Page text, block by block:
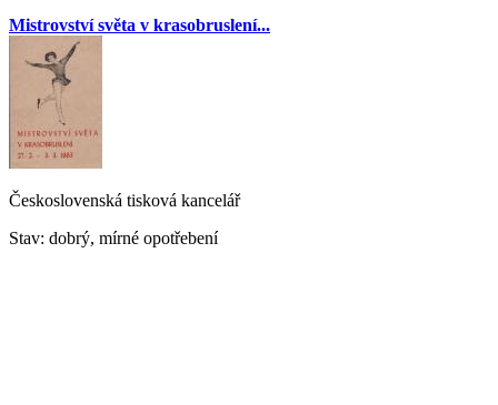
Mistrovství světa v krasobruslení...
Československá tisková kancelář
Stav: dobrý, mírné opotřebení